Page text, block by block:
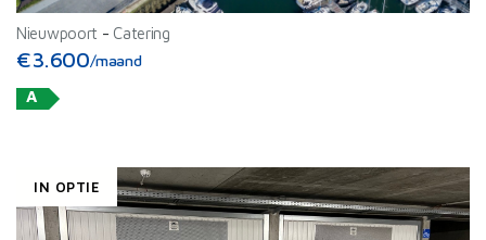
Nieuwpoort - Catering
€3.600/maand
A
IN OPTIE